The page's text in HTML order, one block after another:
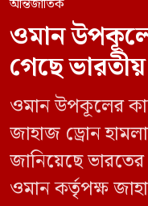
আন্তর্জাতিক
ওমান
গেছে
ওমান উপকূলের
জাহাজ ড্রোন
জানিয়েছে ভারতের
ওমান কর্তৃপক্ষ